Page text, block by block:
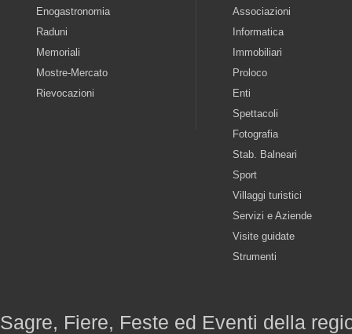
Enogastronomia
Raduni
Memoriali
Mostre-Mercato
Rievocazioni
Associazioni
Informatica
Immobiliari
Proloco
Enti
Spettacoli
Fotografia
Stab. Balneari
Sport
Villaggi turistici
Servizi e Aziende
Visite guidate
Strumenti
Sagre, Fiere, Feste ed Eventi della